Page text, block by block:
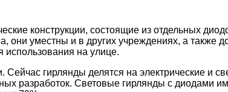
конструкции, состоящие из отдельных
уместны и в других учреждениях, а также
на улице.
Сейчас гирлянды делятся на электрические
разработок. Световые гирлянды с диодами